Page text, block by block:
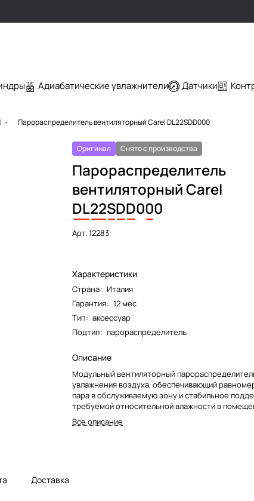
Адиабатические увлажнители Датчики
Парораспределитель вентиляторный Carel DL22SDD000
Оригинал Снято с производства
Парораспределитель
вентиляторный Carel
DL22SDD000
Арт.12283
Характеристики
Страна: Италия
Гарантия: 12 мес
Тип: аксессуар
Подтип: парораспределитель
Описание
Модульный вентиляторный
увлажнения воздуха, обеспечивающий
пара в обслуживаемую зону и стабильное
требуемой относительной влажности в
высокими требованиями к микроклимату.
Все описание
Доставка